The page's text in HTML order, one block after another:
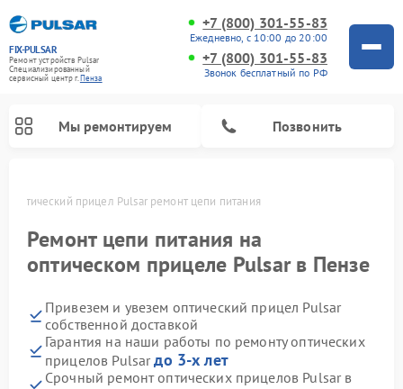
FIX-PULSAR
Ремонт устройств Pulsar
Специализированный
cервисный центр г.Пенза
+7 (800) 301-55-83
Ежедневно, с 10:00 до 20:00
+7 (800) 301-55-83
Звонок бесплатный по РФ
Мы ремонтируем Позвонить
Оптический прицел Pulsar ремонт цепи питания
Ремонт цепи питания на
оптическом прицеле Pulsar в Пензе
Привезем и увезем оптический прицел Pulsar
собственной доставкой
Гарантия на наши работы по ремонту оптических
прицелов Pulsarдо 3-х лет
Срочный ремонт оптических прицелов Pulsar в